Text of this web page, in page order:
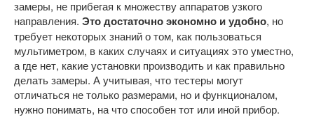
замеры, не прибегая к множеству аппаратов узкого
направления. Это достаточно экономно и удобно, но
требует некоторых знаний о том, как пользоваться
мультиметром, в каких случаях и ситуациях это уместно,
а где нет, какие установки производить и как правильно
делать замеры. А учитывая, что тестеры могут
отличаться не только размерами, но и функционалом,
нужно понимать, на что способен тот или иной прибор.